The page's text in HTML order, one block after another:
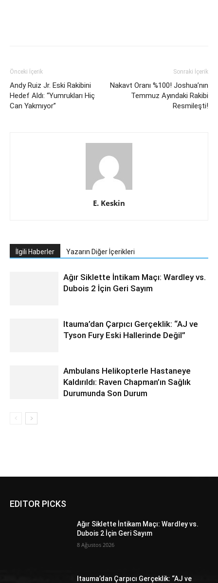
Önceki İçerik
Andy Ruiz Jr. Eski Rakibini
Hedef Aldı: “Yumrukları Hiç
Can Yakmıyor”
Sonraki İçerik
Nakavt Oranı %100! Joshua’nın
Temmuz Ayındaki Rakibi
Resmileşti!
E. Keskin
İlgili Haberler Yazarın Diğer İçerikleri
Ağır Siklette İntikam Maçı: Wardley vs.
Dubois 2 İçin Geri Sayım
Itauma’dan Çarpıcı Gerçeklik: “AJ ve
Tyson Fury Eski Hallerinde Değil”
Ambulans Helikopterle Hastaneye
Kaldırıldı: Raven Chapman’ın Sağlık
Durumunda Son Durum
EDITOR PICKS
Ağır Siklette İntikam Maçı: Wardley vs.
Dubois 2 İçin Geri Sayım
8 Ağustos 2026
Itauma’dan Çarpıcı Gerçeklik: “AJ ve